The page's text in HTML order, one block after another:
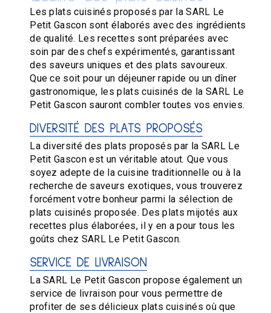
Les plats cuisinés proposés par la SARL Le
Petit Gascon sont élaborés avec des ingrédients
de qualité. Les recettes sont préparées avec
soin par des chefs expérimentés, garantissant
des saveurs uniques et des plats savoureux.
Que ce soit pour un déjeuner rapide ou un dîner
gastronomique, les plats cuisinés de la SARL Le
Petit Gascon sauront combler toutes vos envies.
DIVERSITÉ DES PLATS PROPOSÉS
La diversité des plats proposés par la SARL Le
Petit Gascon est un véritable atout. Que vous
soyez adepte de la cuisine traditionnelle ou à la
recherche de saveurs exotiques, vous trouverez
forcément votre bonheur parmi la sélection de
plats cuisinés proposée. Des plats mijotés aux
recettes plus élaborées, il y en a pour tous les
goûts chez SARL Le Petit Gascon.
SERVICE DE LIVRAISON
La SARL Le Petit Gascon propose également un
service de livraison pour vous permettre de
profiter de ses délicieux plats cuisinés où que